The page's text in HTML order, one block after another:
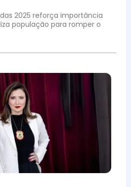
2025 reforça importância
população para romper o